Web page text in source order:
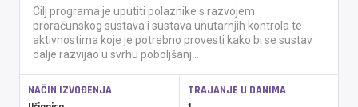
Cilj programa je uputiti polaznike s razvojem
proračunskog sustava i sustava unutarnjih kontrola te
aktivnostima koje je potrebno provesti kako bi se sustav
dalje razvijao u svrhu poboljšanj...
NAČIN IZVOĐENJA TRAJANJE U DANIMA